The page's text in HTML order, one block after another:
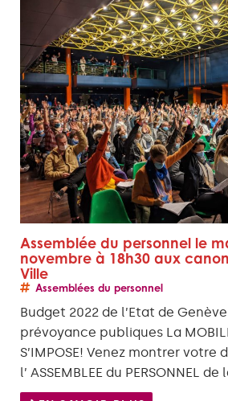
Assemblée du personnel le
novembre à 18h30 aux
Ville
Assemblées du personnel
Budget 2022 de l’Etat de
prévoyance publiques La
S’IMPOSE! Venez montrer votre
l’ ASSEMBLEE du PERSONNEL de